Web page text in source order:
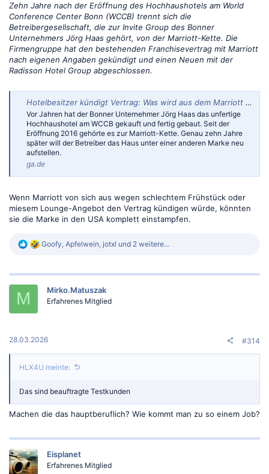
Zehn Jahre nach der Eröffnung des Hochhaushotels am World
Conference Center Bonn (WCCB) trennt sich die
Betreibergesellschaft, die zur Invite Group des Bonner
Unternehmers Jörg Haas gehört, von der Marriott-Kette. Die
Firmengruppe hat den bestehenden Franchisevertrag mit Marriott
nach eigenen Angaben gekündigt und einen Neuen mit der
Radisson Hotel Group abgeschlossen.
Hotelbesitzer kündigt Vertrag: Was wird aus dem Marriott im Bundesviertel?
Vor Jahren hat der Bonner Unternehmer Jörg Haas das unfertige
Hochhaushotel am WCCB gekauft und fertig gebaut. Seit der
Eröffnung 2016 gehörte es zur Marriott-Kette. Genau zehn Jahre
später will der Betreiber das Haus unter einer anderen Marke neu
aufstellen.
ga.de
Wenn Marriott von sich aus wegen schlechtem Frühstück oder
miesem Lounge-Angebot den Vertrag kündigen würde, könnten
sie die Marke in den USA komplett einstampfen.
R
k
:
Goofy, Apfelwein, jotxl und 2 weitere...
M Mirko.Matuszak
Erfahrenes Mitglied
28.03.2026 #314
HLX4U meinte:
Das sind beauftragte Testkunden
Machen die das hauptberuflich? Wie kommt man zu so einem Job?
Eisplanet
Erfahrenes Mitglied